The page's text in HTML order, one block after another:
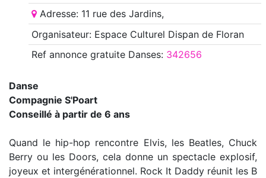
Adresse: 11 rue des Jardins,
Organisateur: Espace Culturel Dispan de Floran
Ref annoncegratuite Danses: 342656
Danse
Compagnie S'Poart
Conseillé à partir de 6 ans
Quand le hip-hop rencontre Elvis, les Beatles, Chuck
Berry ou les Doors, cela donne un spectacle explosif,
joyeux et intergénérationnel. Rock It Daddy réunit les B